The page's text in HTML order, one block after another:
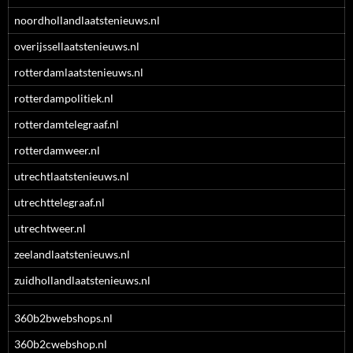
noordhollandlaatstenieuws.nl
overijssellaatstenieuws.nl
rotterdamlaatstenieuws.nl
rotterdampolitiek.nl
rotterdamtelegraaf.nl
rotterdamweer.nl
utrechtlaatstenieuws.nl
utrechttelegraaf.nl
utrechtweer.nl
zeelandlaatstenieuws.nl
zuidhollandlaatstenieuws.nl
360b2bwebshops.nl
360b2cwebshop.nl